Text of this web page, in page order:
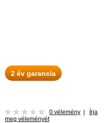
2 év garancia
0 vélemény | Írja
meg véleményét